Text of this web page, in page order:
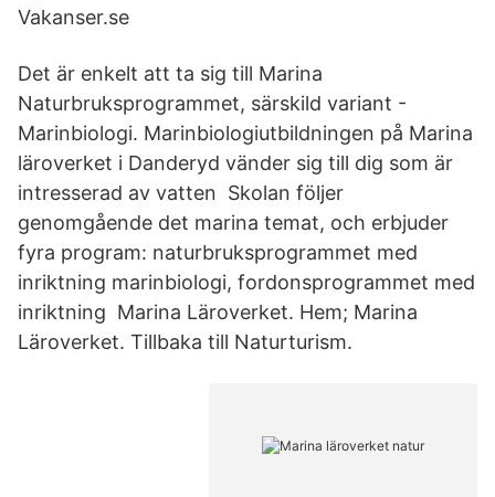
Vakanser.se
Det är enkelt att ta sig till Marina
Naturbruksprogrammet, särskild variant -
Marinbiologi. Marinbiologiutbildningen på Marina
läroverket i Danderyd vänder sig till dig som är
intresserad av vatten Skolan följer
genomgående det marina temat, och erbjuder
fyra program: naturbruksprogrammet med
inriktning marinbiologi, fordonsprogrammet med
inriktning Marina Läroverket. Hem; Marina
Läroverket. Tillbaka till Naturturism.